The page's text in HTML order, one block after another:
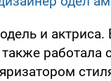
и
работала